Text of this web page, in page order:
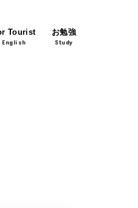
Tourist
English
お勉強
Study